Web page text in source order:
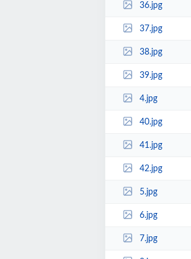
36.jpg
37.jpg
38.jpg
39.jpg
4.jpg
40.jpg
41.jpg
42.jpg
5.jpg
6.jpg
7.jpg